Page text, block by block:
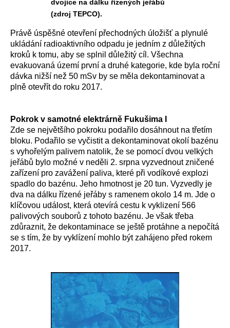
dvojice na dálku řízených jeřábů
(zdroj TEPCO).
Právě úspěšné otevření přechodných úložišť a plynulé
ukládání radioaktivního odpadu je jedním z důležitých
kroků k tomu, aby se splnil důležitý cíl. Všechna
evakuovaná území první a druhé kategorie, kde byla roční
dávka nižší než 50 mSv by se měla dekontaminovat a
plně otevřít do roku 2017.
Pokrok v samotné elektrárně Fukušima I
Zde se největšího pokroku podařilo dosáhnout na třetím
bloku. Podařilo se vyčistit a dekontaminovat okolí bazénu
s vyhořelým palivem natolik, že se pomocí dvou velkých
jeřábů bylo možné v neděli 2. srpna vyzvednout zničené
zařízení pro zavážení paliva, které při vodíkové explozi
spadlo do bazénu. Jeho hmotnost je 20 tun. Vyzvedly je
dva na dálku řízené jeřáby s ramenem okolo 14 m. Jde o
klíčovou událost, která otevírá cestu k vyklizení 566
palivových souborů z tohoto bazénu. Je však třeba
zdůraznit, že dekontaminace se ještě protáhne a nepočítá
se s tím, že by vyklízení mohlo být zahájeno před rokem
2017.